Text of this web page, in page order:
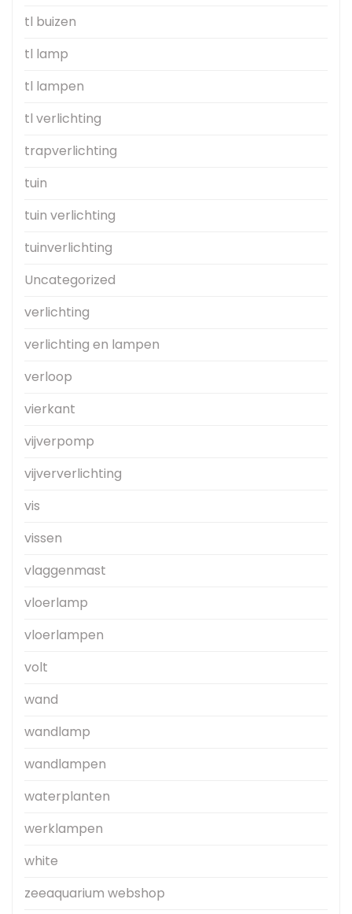
tl buizen
tl lamp
tl lampen
tl verlichting
trapverlichting
tuin
tuin verlichting
tuinverlichting
Uncategorized
verlichting
verlichting en lampen
verloop
vierkant
vijverpomp
vijververlichting
vis
vissen
vlaggenmast
vloerlamp
vloerlampen
volt
wand
wandlamp
wandlampen
waterplanten
werklampen
white
zeeaquarium webshop